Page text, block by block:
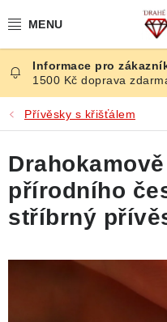
na
ČESKÉ KAMENY
ŠPERKY
KAMENY ZE SVĚTA
BROUŠENÉ
1500 Kč doprava
Přívěsky s křišťálem
přírodního
stříbrný